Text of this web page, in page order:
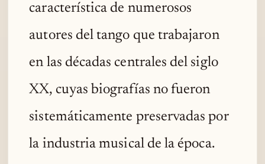
característica de numerosos
autores del tango que trabajaron
en las décadas centrales del siglo
XX, cuyas biografías no fueron
sistemáticamente preservadas por
la industria musical de la época.